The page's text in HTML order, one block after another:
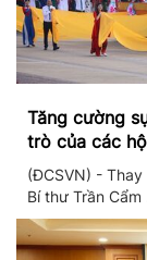
Tăng cường
trò của các
triển mới
(ĐCSVN) -
Bí thư Trần Cẩm